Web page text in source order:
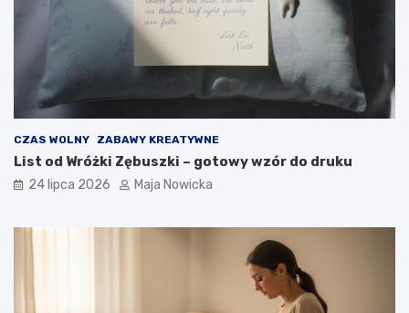
CZAS WOLNY ZABAWY KREATYWNE
List od Wróżki Zębuszki – gotowy wzór do druku
24 lipca 2026 Maja Nowicka